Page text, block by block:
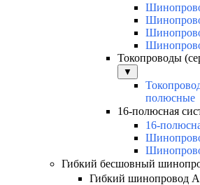
Токопроводы
▼
полюсные
16-полюсная
16-
Гибкий бесшовный
Гибкий шинопровод